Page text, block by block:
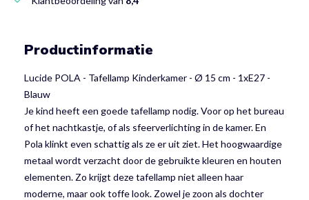
Productinformatie
Lucide POLA - Tafellamp Kinderkamer - Ø 15 cm - 1xE27 -
Blauw
Je kind heeft een goede tafellamp nodig. Voor op het bureau
of het nachtkastje, of als sfeerverlichting in de kamer. En
Pola klinkt even schattig als ze er uit ziet. Het hoogwaardige
metaal wordt verzacht door de gebruikte kleuren en houten
elementen. Zo krijgt deze tafellamp niet alleen haar
moderne, maar ook toffe look. Zowel je zoon als dochter